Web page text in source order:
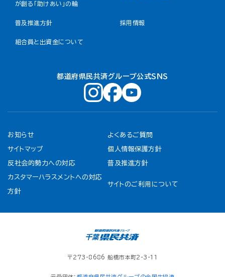
が創る「助けあい」の輪
普及推進方針 採用情報
組合員と出資金について
都道府県民共済グループ公式ＳＮＳ
お知らせ よくあるご質問
サイトマップ 個人情報保護方針
反社会的勢力への対応 普及推進方針
カスタマーハラスメントへの対応
方針
サイトのご利用について
〒273-8686 船橋市本町2-3-11